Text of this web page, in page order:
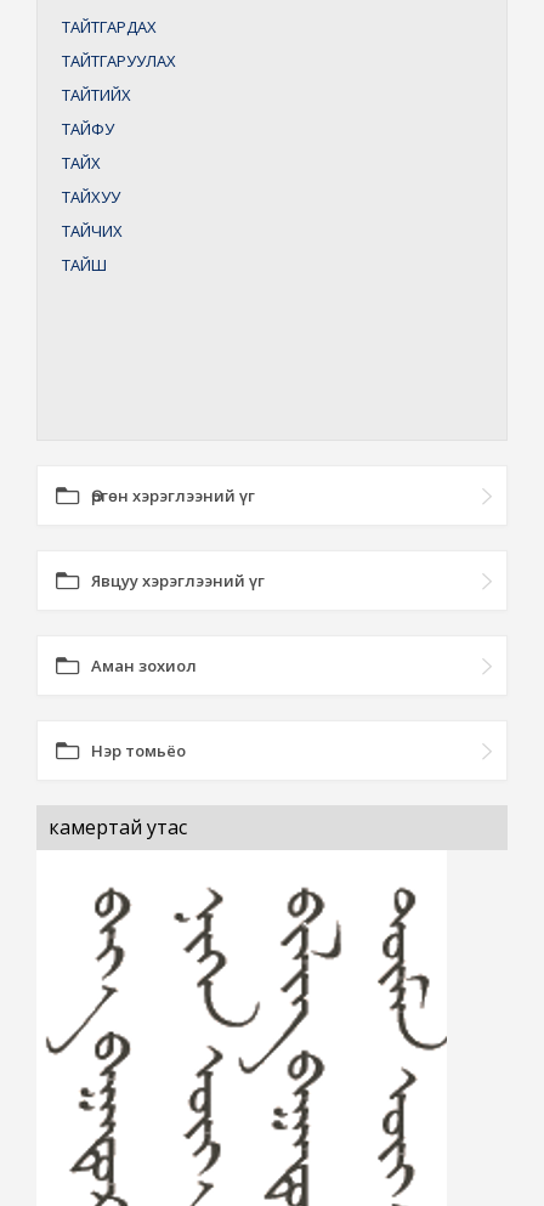
ТАЙТГАРДАХ
ТАЙТГАРУУЛАХ
ТАЙТИЙХ
ТАЙФУ
ТАЙХ
ТАЙХУУ
ТАЙЧИХ
ТАЙШ
Өргөн хэрэглээний үг
Явцуу хэрэглээний үг
Аман зохиол
Нэр томьёо
камертай утас